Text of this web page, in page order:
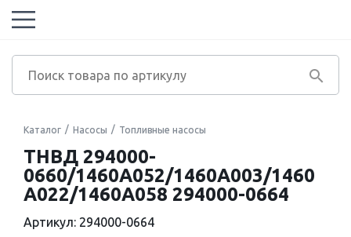
Каталог Насосы Топливные насосы
ТНВД 294000-
0660/1460A052/1460A003/1460
A022/1460A058 294000-0664
Артикул: 294000-0664